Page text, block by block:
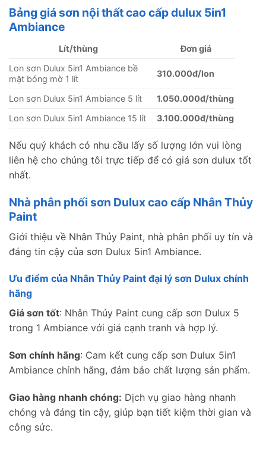
Bảng giá sơn nội thất cao cấp dulux 5in1
Ambiance
Lít/thùng
Đơn giá
Lon sơn Dulux 5in1 Ambiance bề
mặt bóng mờ 1 lít
310.000đ/lon
Lon sơn Dulux 5in1 Ambiance 5 lít
1.050.000đ/thùng
Lon sơn Dulux 5in1 Ambiance 15 lít
3.100.000đ/thùng
Nếu quý khách có nhu cầu lấy số lượng lớn vui lòng
liên hệ cho chúng tôi trực tiếp để có giá sơn dulux tốt
nhất.
Nhà phân phối sơn Dulux cao cấp Nhân Thủy
Paint
Giới thiệu về Nhân Thủy Paint, nhà phân phối uy tín và
đáng tin cậy của sơn Dulux 5in1 Ambiance.
Ưu điểm của Nhân Thủy Paint đại lý sơn Dulux chính
hãng
Giá sơn tốt: Nhân Thủy Paint cung cấp sơn Dulux 5
trong 1 Ambiance với giá cạnh tranh và hợp lý.
Sơn chính hãng: Cam kết cung cấp sơn Dulux 5in1
Ambiance chính hãng, đảm bảo chất lượng sản phẩm.
Giao hàng nhanh chóng: Dịch vụ giao hàng nhanh
chóng và đáng tin cậy, giúp bạn tiết kiệm thời gian và
công sức.